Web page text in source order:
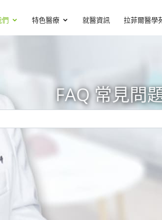
們 特色醫療 就醫資訊 拉菲爾醫學
FAQ 常見問